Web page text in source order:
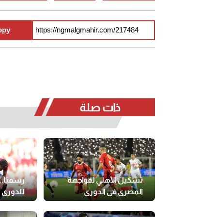
ذات صلة
تشكيل الأهلي لمواجهة
المصري في الدوري
للدوري